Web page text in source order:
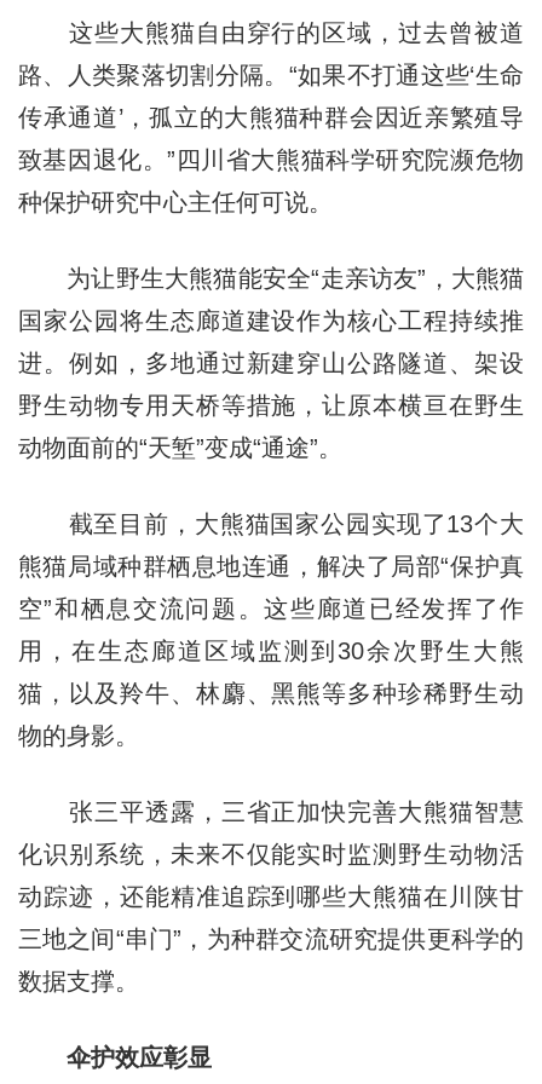
这些大熊猫自由穿行的区域，过去曾被道
路、人类聚落切割分隔。“如果不打通这些‘生命
传承通道’，孤立的大熊猫种群会因近亲繁殖导
致基因退化。”四川省大熊猫科学研究院濒危物
种保护研究中心主任何可说。
为让野生大熊猫能安全“走亲访友”，大熊猫
国家公园将生态廊道建设作为核心工程持续推
进。例如，多地通过新建穿山公路隧道、架设
野生动物专用天桥等措施，让原本横亘在野生
动物面前的“天堑”变成“通途”。
截至目前，大熊猫国家公园实现了13个大
熊猫局域种群栖息地连通，解决了局部“保护真
空”和栖息交流问题。这些廊道已经发挥了作
用，在生态廊道区域监测到30余次野生大熊
猫，以及羚牛、林麝、黑熊等多种珍稀野生动
物的身影。
张三平透露，三省正加快完善大熊猫智慧
化识别系统，未来不仅能实时监测野生动物活
动踪迹，还能精准追踪到哪些大熊猫在川陕甘
三地之间“串门”，为种群交流研究提供更科学的
数据支撑。
伞护效应彰显